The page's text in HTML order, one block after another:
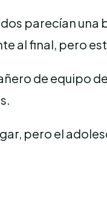
parecían
al final, pero
de equipo
pero el